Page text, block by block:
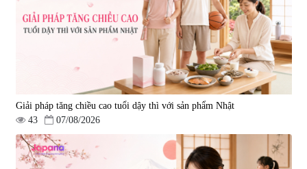
Giải pháp tăng chiều cao tuổi dậy thì với sản phẩm Nhật
43
07/08/2026